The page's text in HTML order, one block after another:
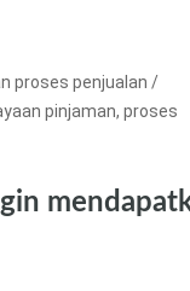
proses penjualan /
pinjaman, proses